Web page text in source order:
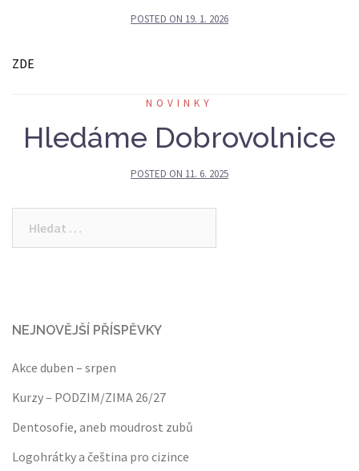
POSTED ON 19. 1. 2026
ZDE
NOVINKY
Hledáme Dobrovolnice
POSTED ON 11. 6. 2025
NEJNOVĚJŠÍ PŘÍSPĚVKY
Akce duben – srpen
Kurzy – PODZIM/ZIMA 26/27
Dentosofie, aneb moudrost zubů
Logohrátky a čeština pro cizince